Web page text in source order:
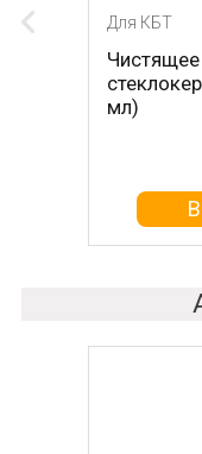
Для КБТ
мл)
Для КБТ
Скребок